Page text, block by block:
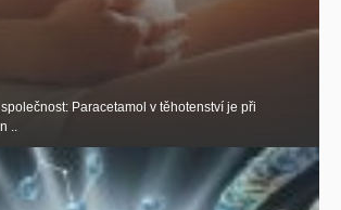
Paracetamol v těhotenství je při
..